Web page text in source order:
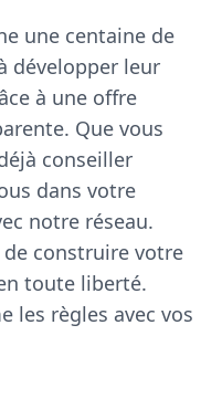
une centaine de
développer leur
à une offre
Que vous
conseiller
dans votre
notre réseau.
construire votre
toute liberté.
les règles avec vos